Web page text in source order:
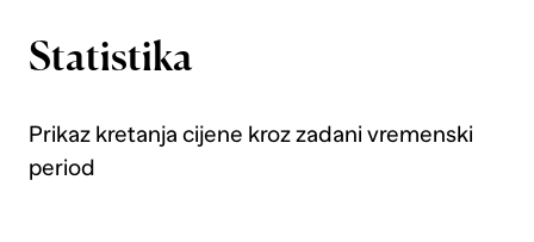
Statistika
Prikaz kretanja cijene kroz zadani vremenski
period